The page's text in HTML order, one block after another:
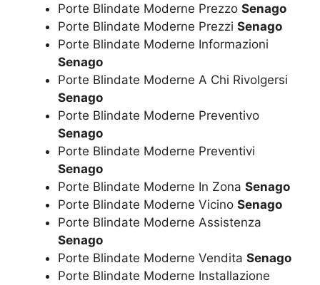
Porte Blindate Moderne Prezzo Senago
Porte Blindate Moderne Prezzi Senago
Porte Blindate Moderne Informazioni
Senago
Porte Blindate Moderne A Chi Rivolgersi
Senago
Porte Blindate Moderne Preventivo
Senago
Porte Blindate Moderne Preventivi
Senago
Porte Blindate Moderne In Zona Senago
Porte Blindate Moderne Vicino Senago
Porte Blindate Moderne Assistenza
Senago
Porte Blindate Moderne Vendita Senago
Porte Blindate Moderne Installazione